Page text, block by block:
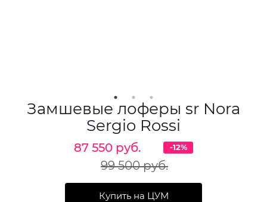
Замшевые лоферы sr Nora
Sergio Rossi
87 550 руб.
99 500 руб.
-12%
Купить на ЦУМ